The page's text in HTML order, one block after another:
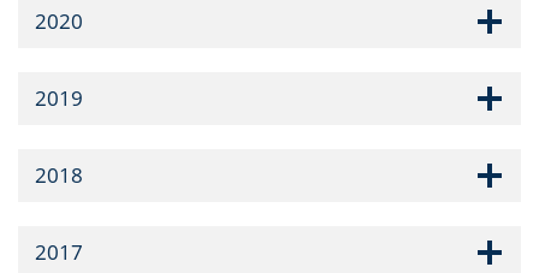
2020
2019
2018
2017